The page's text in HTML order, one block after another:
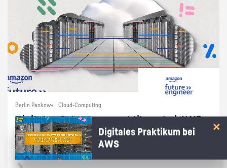
Berlin Pankow+ | Cloud-Computing
Di­gi­ta­les Schnup­per­prak­ti­kum bei AWS
Wie kommt die Cham­pi­ons Le­ague auf dei­nen Bild­schirm? Ent­de­cke in
15 Min. bei AWS, wie die Cloud das mög­lich macht!
Digitales Praktikum bei
AWS